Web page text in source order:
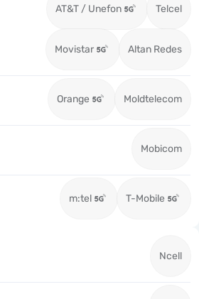
AT&T / Unefon Telcel
Movistar Altan Redes
Orange Moldtelecom
Mobicom
m:tel T-Mobile
Ncell